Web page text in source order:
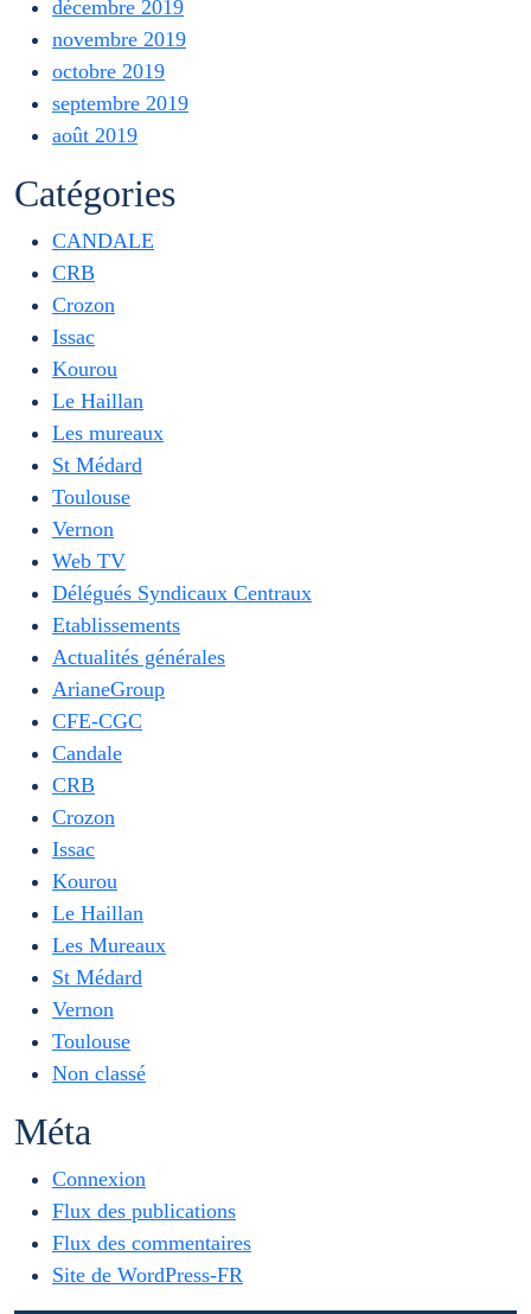
décembre 2019
novembre 2019
octobre 2019
septembre 2019
août 2019
Catégories
CANDALE
CRB
Crozon
Issac
Kourou
Le Haillan
Les mureaux
St Médard
Toulouse
Vernon
Web TV
Délégués Syndicaux Centraux
Etablissements
Actualités générales
ArianeGroup
CFE-CGC
Candale
CRB
Crozon
Issac
Kourou
Le Haillan
Les Mureaux
St Médard
Vernon
Toulouse
Non classé
Méta
Connexion
Flux des publications
Flux des commentaires
Site de WordPress-FR